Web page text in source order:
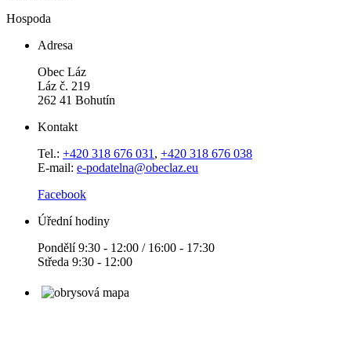
Hospoda
Adresa
Obec Láz
Láz č. 219
262 41 Bohutín
Kontakt
Tel.: +420 318 676 031 , +420 318 676 038
E-mail: e-podatelna@obeclaz.eu
Facebook
Úřední hodiny
Pondělí 9:30 - 12:00 / 16:00 - 17:30
Středa 9:30 - 12:00